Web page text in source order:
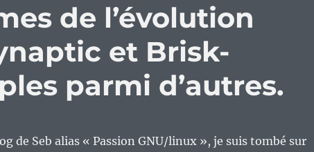
de l’évolution
et Brisk-
parmi d’autres.
de Seb alias « Passion GNU/linux », je suis tombé sur